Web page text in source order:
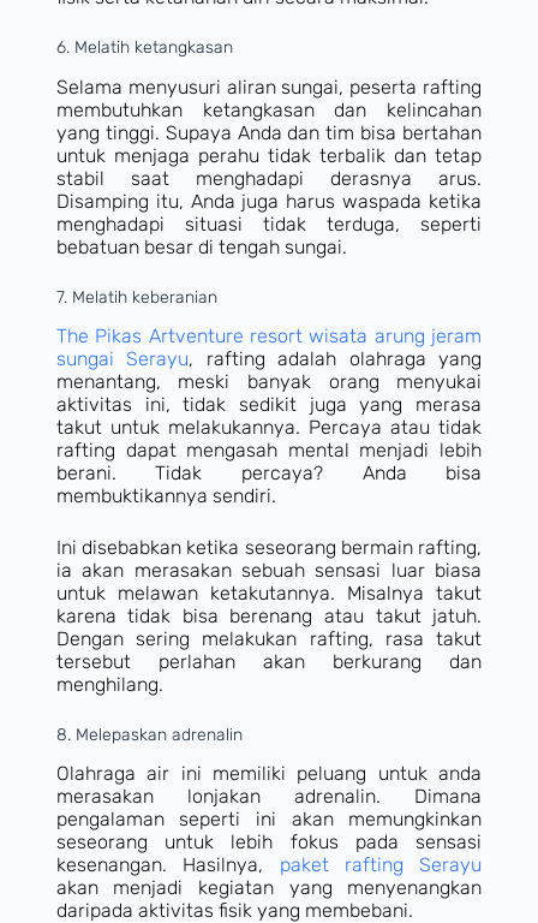
6. Melatih ketangkasan
Selama menyusuri aliran sungai, peserta rafting
membutuhkan ketangkasan dan kelincahan
yang tinggi. Supaya Anda dan tim bisa bertahan
untuk menjaga perahu tidak terbalik dan tetap
stabil saat menghadapi derasnya arus.
Disamping itu, Anda juga harus waspada ketika
menghadapi situasi tidak terduga, seperti
bebatuan besar di tengah sungai.
7. Melatih keberanian
The Pikas Artventure resort wisata arung jeram
sungai Serayu, rafting adalah olahraga yang
menantang, meski banyak orang menyukai
aktivitas ini, tidak sedikit juga yang merasa
takut untuk melakukannya. Percaya atau tidak
rafting dapat mengasah mental menjadi lebih
berani. Tidak percaya? Anda bisa
membuktikannya sendiri.
Ini disebabkan ketika seseorang bermain rafting,
ia akan merasakan sebuah sensasi luar biasa
untuk melawan ketakutannya. Misalnya takut
karena tidak bisa berenang atau takut jatuh.
Dengan sering melakukan rafting, rasa takut
tersebut perlahan akan berkurang dan
menghilang.
8. Melepaskan adrenalin
Olahraga air ini memiliki peluang untuk anda
merasakan lonjakan adrenalin. Dimana
pengalaman seperti ini akan memungkinkan
seseorang untuk lebih fokus pada sensasi
kesenangan. Hasilnya, paket rafting Serayu
akan menjadi kegiatan yang menyenangkan
daripada aktivitas fisik yang membebani.